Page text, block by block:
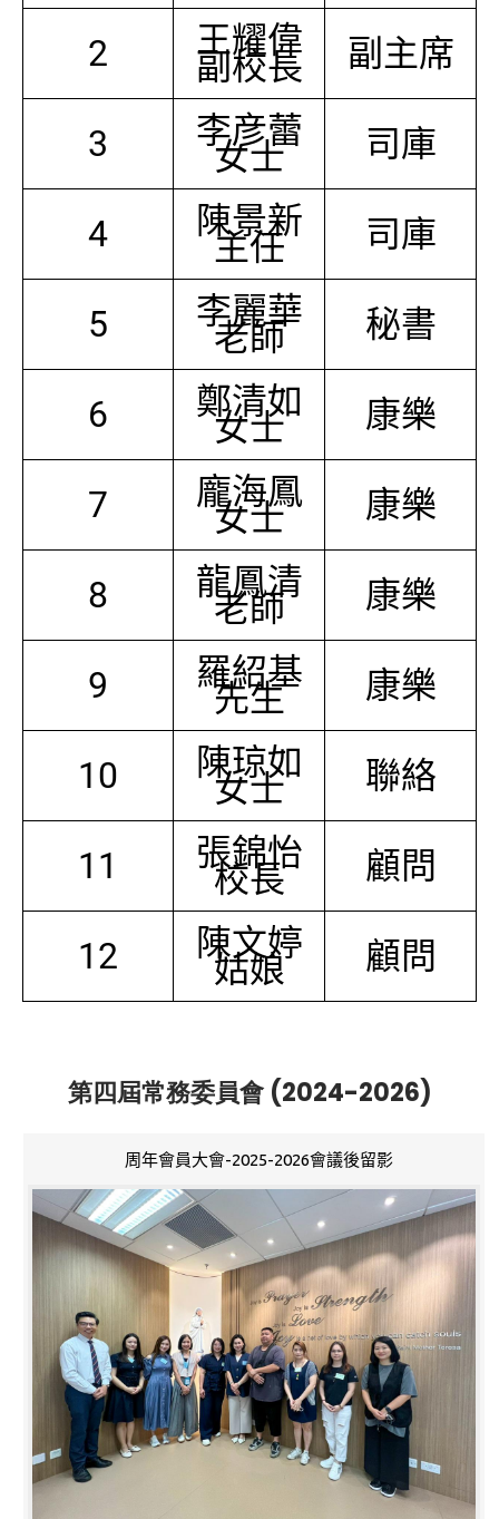
2 王耀偉
副校長 副主席
3 李彦蕾
女士 司庫
4 陳景新
主任 司庫
5 李麗華
老師 秘書
6 鄭清如
女士 康樂
7 龐海鳳
女士 康樂
8 龍鳳清
老師 康樂
9 羅紹基
先生 康樂
10 陳琼如
女士 聯絡
11 張錦怡
校長 顧問
12 陳文婷
姑娘 顧問
第四屆常務委員會 (2024-2026)
周年會員大會-2025-2026會議後留影